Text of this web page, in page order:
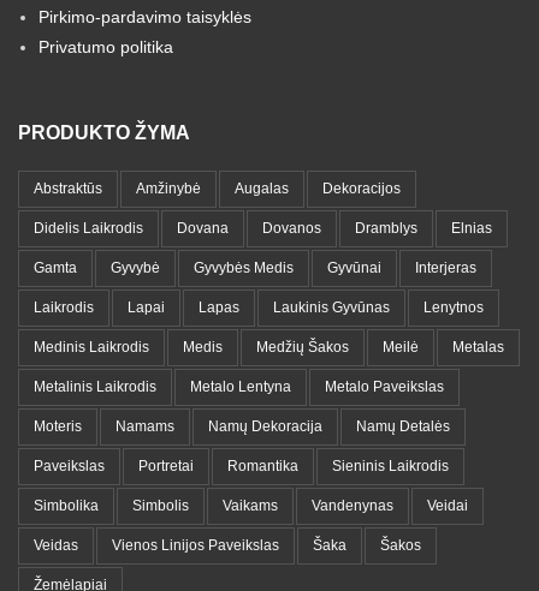
Pirkimo-pardavimo taisyklės
Privatumo politika
PRODUKTO ŽYMA
Abstraktūs Amžinybė Augalas Dekoracijos
Didelis Laikrodis Dovana Dovanos Dramblys Elnias
Gamta Gyvybė Gyvybės Medis Gyvūnai Interjeras
Laikrodis Lapai Lapas Laukinis Gyvūnas Lenytnos
Medinis Laikrodis Medis Medžių Šakos Meilė Metalas
Metalinis Laikrodis Metalo Lentyna Metalo Paveikslas
Moteris Namams Namų Dekoracija Namų Detalės
Paveikslas Portretai Romantika Sieninis Laikrodis
Simbolika Simbolis Vaikams Vandenynas Veidai
Veidas Vienos Linijos Paveikslas Šaka Šakos
Žemėlapiai